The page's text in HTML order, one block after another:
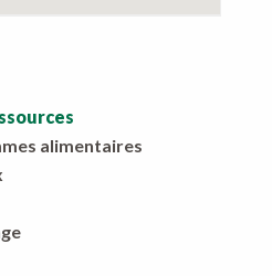
alimentaires